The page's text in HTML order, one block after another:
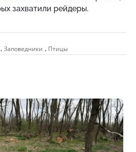
захватили рейдеры.
, Заповедники , Птицы